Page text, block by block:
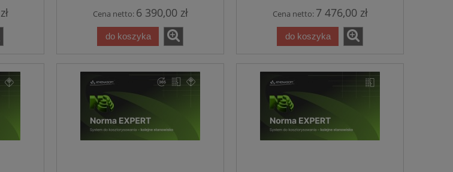
Cena netto: 6 390,00 zł
do koszyka
Cena netto: 7 476,00 zł
do koszyka